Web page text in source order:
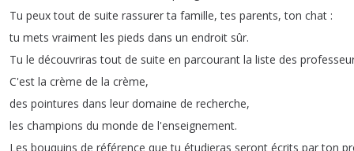
Tu peux tout de suite rassurer ta famille,tes parents,ton chat :
tu mets vraiment les pieds dans un endroit sûr.
Tu le découvriras tout de suite en parcourant la liste des
C'est la crème de la crème,
des pointures dans leur domaine de recherche,
les champions du monde de l'enseignement.
Les bouquins de référence que tu étudieras seront écrits par ton